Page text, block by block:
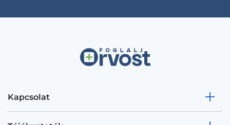
Kapcsolat